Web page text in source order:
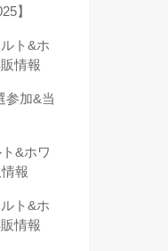
】
ト&ホ
情報
参加&当
&ホワ
報
ト&ホ
情報